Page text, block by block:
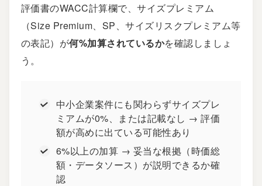
評価書のWACC計算欄で、サイズプレミアム
（Size Premium、SP、サイズリスクプレミアム等
の表記）が何%加算されているかを確認しましょ
う。
中小企業案件にも関わらずサイズプレ
ミアムが0%、または記載なし → 評価
額が高めに出ている可能性あり
6%以上の加算 → 妥当な根拠（時価総
額・データソース）が説明できるか確
認